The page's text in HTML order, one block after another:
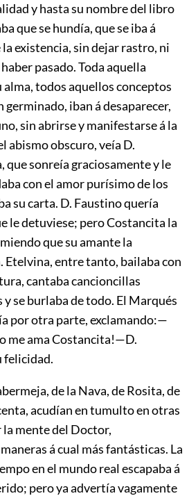
y hasta su nombre del libro
que se hundía, que se iba á
existencia, sin dejar rastro, ni
pasado. Toda aquella
todos aquellos conceptos
germinado, ibaná desaparecer,
sin abrirse y manifestarse á la
abismo obscuro, veía D.
que sonreía graciosamente y le
con el amor purísimo de los
su carta. D. Faustino quería
le detuviese; pero Costancita la
que su amante la
Etelvina, entre tanto, bailaba con
cantaba cancioncillas
y se burlaba de todo. El Marqués
por otra parte, exclamando:—
me ama Costancita!—D.
felicidad.
de la Nava, de Rosita, de
acudían en tumulto en otras
mente del Doctor,
á cual más fantásticas. La
en el mundo real escapaba á
pero ya advertía vagamente